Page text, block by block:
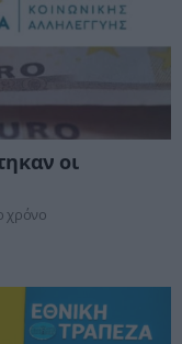
οι
χρόνο